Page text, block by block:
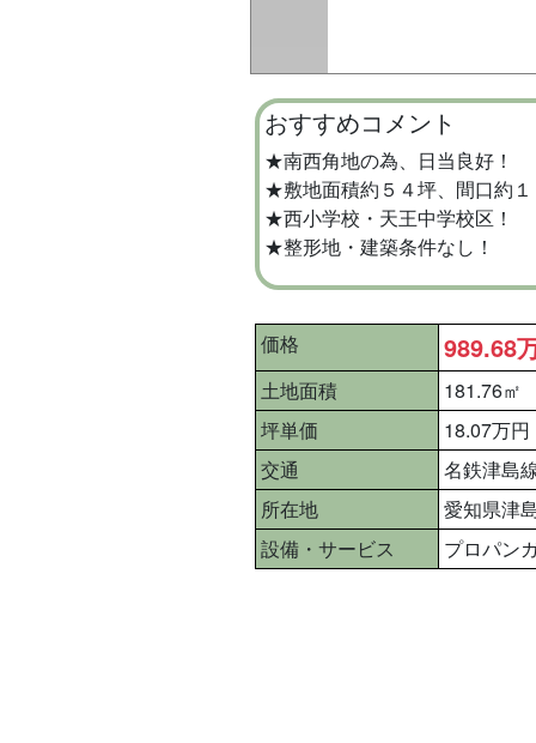
おすすめコメント
★南西角地の為、日当良好！
★敷地面積約５４坪、間口約
★西小学校・天王中学校区！
★整形地・建築条件なし！
価格 989.68
土地面積
181.76㎡
坪単価
18.07万円
交通
名鉄津島
所在地
愛知県津
設備・サービス
プロパン